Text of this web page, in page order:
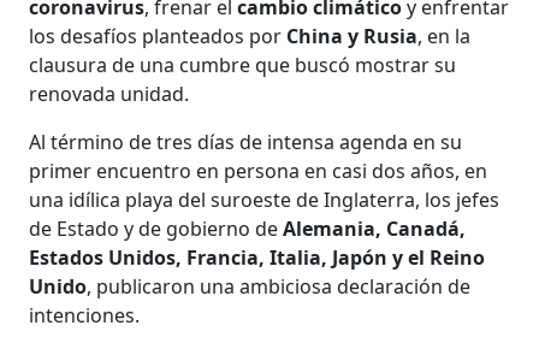
coronavirus, frenar elcambio climáticoy enfrentar
los desafíos planteados por China y Rusia, en la
clausura de una cumbre que buscó mostrar su
renovada unidad.
Al término de tres días de intensa agenda en su
primer encuentro en persona en casi dos años, en
una idílica playa del suroeste de Inglaterra, los jefes
de Estado y de gobierno deAlemania, Canadá,
Estados Unidos, Francia, Italia, Japón y el Reino
Unido, publicaron una ambiciosa declaración de
intenciones.